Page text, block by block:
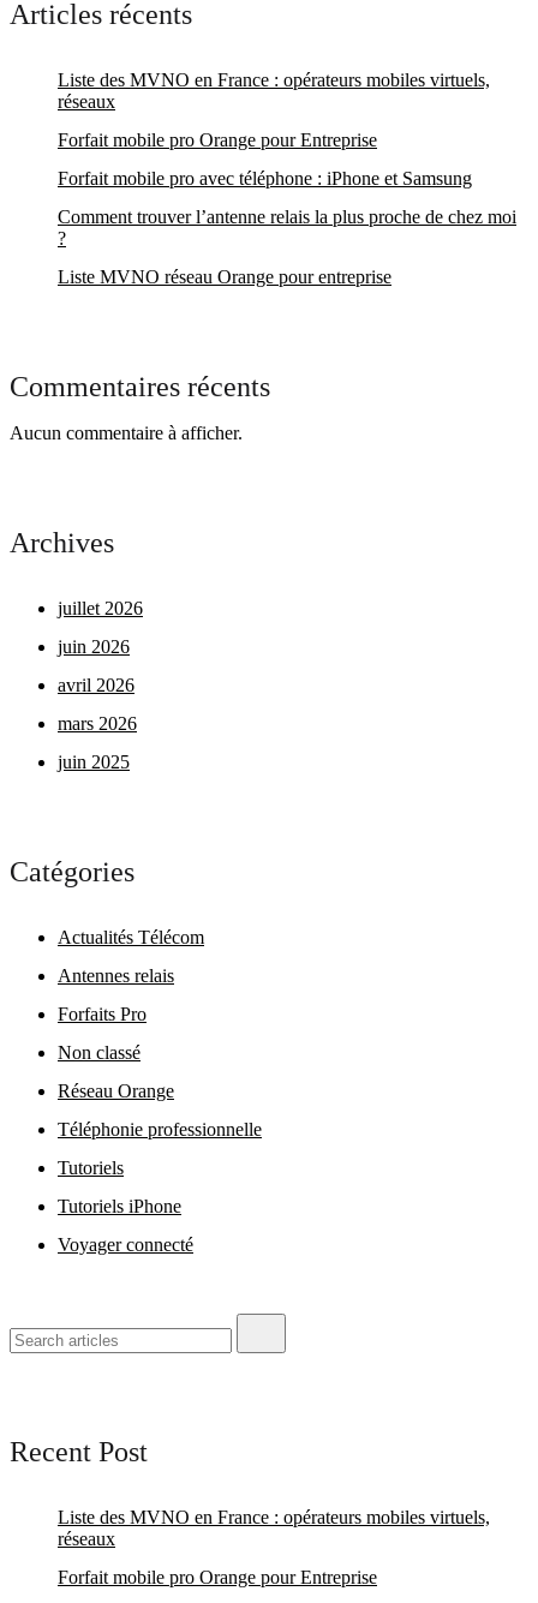
Articles récents
Liste des MVNO en France : opérateurs mobiles virtuels,
réseaux
Forfait mobile pro Orange pour Entreprise
Forfait mobile pro avec téléphone : iPhone et Samsung
Comment trouver l’antenne relais la plus proche de chez moi
?
Liste MVNO réseau Orange pour entreprise
Commentaires récents
Aucun commentaire à afficher.
Archives
juillet 2026
juin 2026
avril 2026
mars 2026
juin 2025
Catégories
Actualités Télécom
Antennes relais
Forfaits Pro
Non classé
Réseau Orange
Téléphonie professionnelle
Tutoriels
Tutoriels iPhone
Voyager connecté
Recent Post
Liste des MVNO en France : opérateurs mobiles virtuels,
réseaux
Forfait mobile pro Orange pour Entreprise